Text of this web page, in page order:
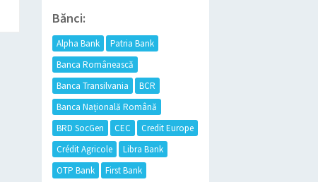
Bănci:
Alpha Bank
Patria Bank
Banca Românească
Banca Transilvania
BCR
Banca Națională Română
BRD SocGen
CEC
Credit Europe
Crédit Agricole
Libra Bank
OTP Bank
First Bank